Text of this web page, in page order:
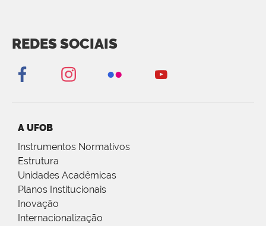
REDES SOCIAIS
A UFOB
Instrumentos Normativos
Estrutura
Unidades Acadêmicas
Planos Institucionais
Inovação
Internacionalização